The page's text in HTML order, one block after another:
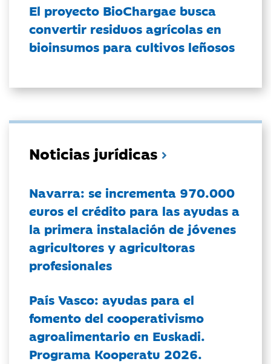
El proyecto BioChargae busca
convertir residuos agrícolas en
bioinsumos para cultivos leñosos
Noticias jurídicas
Navarra: se incrementa 970.000
euros el crédito para las ayudas a
la primera instalación de jóvenes
agricultores y agricultoras
profesionales
País Vasco: ayudas para el
fomento del cooperativismo
agroalimentario en Euskadi.
Programa Kooperatu 2026.